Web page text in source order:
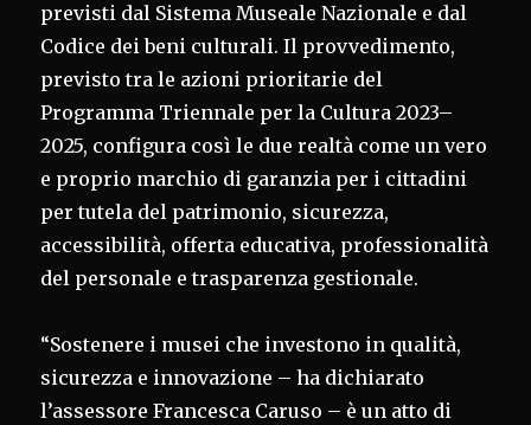
previsti dal Sistema Museale Nazionale e dal
Codice dei beni culturali. Il provvedimento,
previsto tra le azioni prioritarie del
Programma Triennale per la Cultura 2023–
2025, configura così le due realtà come un vero
e proprio marchio di garanzia per i cittadini
per tutela del patrimonio, sicurezza,
accessibilità, offerta educativa, professionalità
del personale e trasparenza gestionale.
“Sostenere i musei che investono in qualità,
sicurezza e innovazione – ha dichiarato
l’assessore Francesca Caruso – è un atto di